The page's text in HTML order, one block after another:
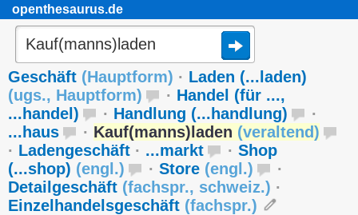
openthesaurus.de
Geschäft (Hauptform) · Laden (...laden)
(ugs., Hauptform) · Handel (für ...,
...handel)
· Handlung (...handlung)
·
...haus
· Kauf(manns)laden (veraltend)
· Ladengeschäft · ...markt · Shop
(...shop) (engl.) · Store (engl.)
·
Detailgeschäft (fachspr., schweiz.) ·
Einzelhandelsgeschäft (fachspr.)